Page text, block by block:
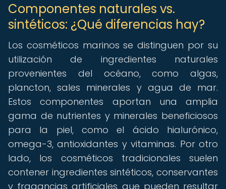
Componentes naturales vs.
sintéticos: ¿Qué diferencias hay?
Los cosméticos marinos se distinguen por su
utilización de ingredientes naturales
provenientes del océano, como algas,
plancton, sales minerales y agua de mar.
Estos componentes aportan una amplia
gama de nutrientes y minerales beneficiosos
para la piel, como el ácido hialurónico,
omega-3, antioxidantes y vitaminas. Por otro
lado, los cosméticos tradicionales suelen
contener ingredientes sintéticos, conservantes
y fragancias artificiales que pueden resultar